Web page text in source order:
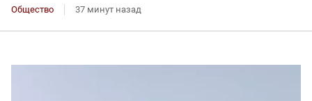
Общество 37 минут назад